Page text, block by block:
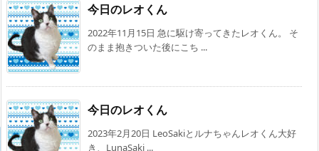
今日のレオくん
2022年11月15日 急に駆け寄ってきたレオくん。 そ
のまま抱きついた後にこち ...
今日のレオくん
2023年2月20日 LeoSakiとルナちゃんレオくん大好
き、LunaSaki ...